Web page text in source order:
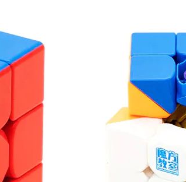
полезные подарки на
и женщине на 23 февраля